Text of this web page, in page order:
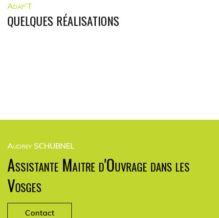
Adap'T
QUELQUES RÉALISATIONS
Audrey SCHUBNEL
Assistante Maitre d'Ouvrage dans les
Vosges
Contact